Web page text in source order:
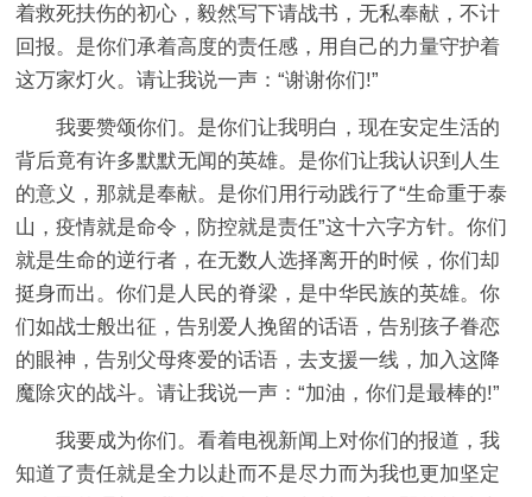
着救死扶伤的初心，毅然写下请战书，无私奉献，不计
回报。是你们承着高度的责任感，用自己的力量守护着
这万家灯火。请让我说一声：“谢谢你们!”
我要赞颂你们。是你们让我明白，现在安定生活的
背后竟有许多默默无闻的英雄。是你们让我认识到人生
的意义，那就是奉献。是你们用行动践行了“生命重于泰
山，疫情就是命令，防控就是责任”这十六字方针。你们
就是生命的逆行者，在无数人选择离开的时候，你们却
挺身而出。你们是人民的脊梁，是中华民族的英雄。你
们如战士般出征，告别爱人挽留的话语，告别孩子眷恋
的眼神，告别父母疼爱的话语，去支援一线，加入这降
魔除灾的战斗。请让我说一声：“加油，你们是最棒的!”
我要成为你们。看着电视新闻上对你们的报道，我
知道了责任就是全力以赴而不是尽力而为我也更加坚定